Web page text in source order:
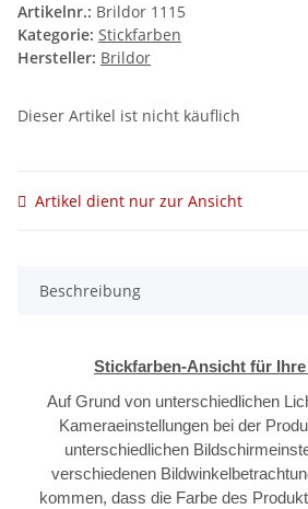
Artikelnr.: Brildor 1115
Kategorie: Stickfarben
Hersteller: Brildor
Dieser Artikel ist nicht käuflich
Artikel dient nur zur Ansicht
Beschreibung
Stickfarben-Ansicht für
Auf Grund von unterschiedlichen
Kameraeinstellungen bei der
unterschiedlichen
verschiedenen
kommen, dass die Farbe des